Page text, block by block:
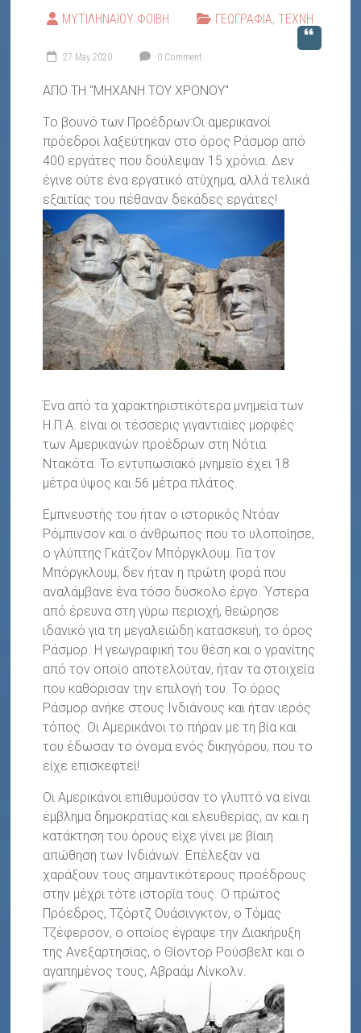
ΜΥΤΙΛΗΝΑΙΟΥ ΦΟΙΒΗ ΓΕΩΓΡΑΦΙΑ, ΤΕΧΝΗ
27 May 2020 0 Comment
ΑΠΟ ΤΗ "ΜΗΧΑΝΗ ΤΟΥ ΧΡΟΝΟΥ"
Tο βουνό των Προέδρων:Οι αμερικανοί
πρόεδροι λαξεύτηκαν στο όρος Ράσμορ από
400 εργάτες που δούλεψαν 15 χρόνια. Δεν
έγινε ούτε ένα εργατικό ατύχημα, αλλά τελικά
εξαιτίας του πέθαναν δεκάδες εργάτες!
Ένα από τα χαρακτηριστικότερα μνημεία των
Η.Π.Α. είναι οι τέσσερις γιγαντιαίες μορφές
των Αμερικανών προέδρων στη Νότια
Ντακότα. Το εντυπωσιακό μνημείο έχει 18
μέτρα ύψος και 56 μέτρα πλάτος.
Εμπνευστής του ήταν ο ιστορικός Ντόαν
Ρόμπινσον και ο άνθρωπος που το υλοποίησε,
ο γλύπτης Γκάτζον Μπόργκλουμ. Για τον
Μπόργκλουμ, δεν ήταν η πρώτη φορά που
αναλάμβανε ένα τόσο δύσκολο έργο. Ύστερα
από έρευνα στη γύρω περιοχή, θεώρησε
ιδανικό για τη μεγαλειώδη κατασκευή, το όρος
Ράσμορ. Η γεωγραφική του θέση και ο γρανίτης
από τον οποίο αποτελούταν, ήταν τα στοιχεία
που καθόρισαν την επιλογή του. Το όρος
Ράσμορ ανήκε στους Ινδιάνους και ήταν ιερός
τόπος. Οι Αμερικάνοι το πήραν με τη βία και
του έδωσαν το όνομα ενός δικηγόρου, που το
είχε επισκεφτεί!
Οι Αμερικάνοι επιθυμούσαν το γλυπτό να είναι
έμβλημα δημοκρατίας και ελευθερίας, αν και η
κατάκτηση του όρους είχε γίνει με βίαιη
απώθηση των Ινδιάνων. Επέλεξαν να
χαράξουν τους σημαντικότερους προέδρους
στην μέχρι τότε ιστορία τους. Ο πρώτος
Πρόεδρος, Τζόρτζ Ουάσινγκτον, o Τόμας
Τζέφερσον, ο οποίος έγραψε την Διακήρυξη
της Ανεξαρτησίας, ο Θίοντορ Ρούσβελτ και ο
αγαπημένος τους, Αβραάμ Λίνκολν.